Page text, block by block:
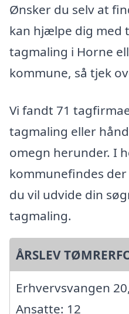
Ønsker du selv at
kan hjælpe dig med
tagmaling i Horne
kommune, så tjek
Vi fandt 71
tagmaling eller
omegn herunder. I
kommunefindes
du vil udvide din
tagmaling.
ÅRSLEV
Erhvervsvangen
Ansatte: 12